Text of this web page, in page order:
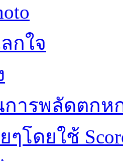
กใจ
ารพลัดตกห
ๆโดยใช้